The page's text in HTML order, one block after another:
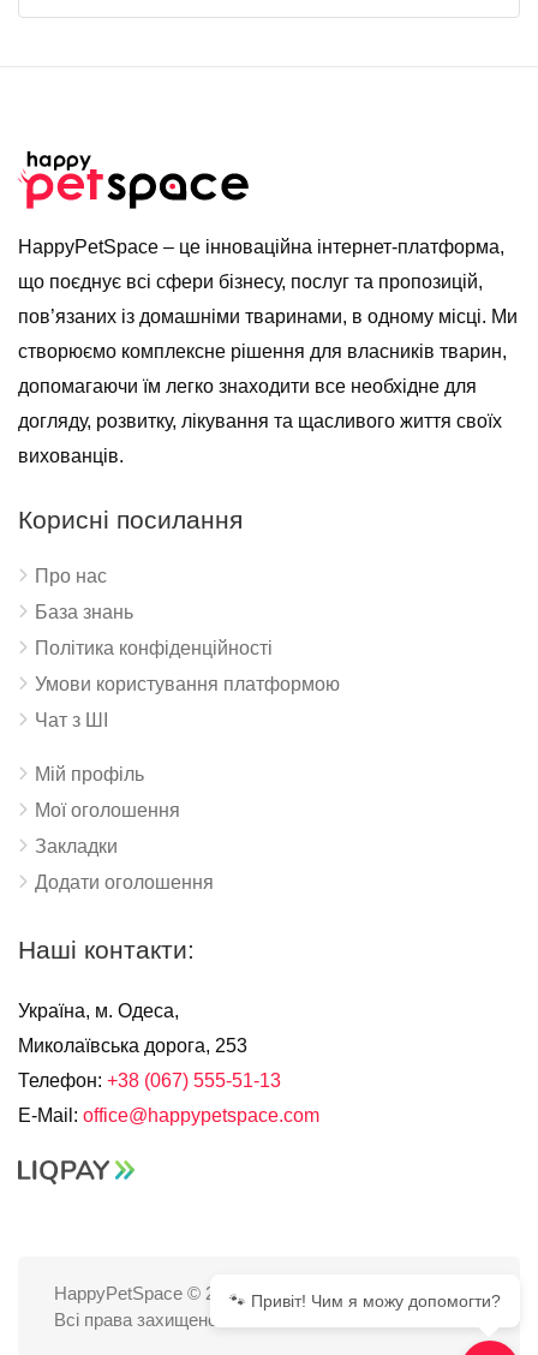
HappyPetSpace – це інноваційна інтернет-платформа,
що поєднує всі сфери бізнесу, послуг та пропозицій,
пов’язаних із домашніми тваринами, в одному місці. Ми
створюємо комплексне рішення для власників тварин,
допомагаючи їм легко знаходити все необхідне для
догляду, розвитку, лікування та щасливого життя своїх
вихованців.
Корисні посилання
Про нас
База знань
Політика конфіденційності
Умови користування платформою
Чат з ШІ
Мій профіль
Мої оголошення
Закладки
Додати оголошення
Наші контакти:
Україна, м. Одеса,
Миколаївська дорога, 253
Телефон: +38 (067) 555-51-13
E-Mail: office@happypetspace.com
HappyPetSpace © 2025
Всі права захищено.
🐾 Привіт! Чим я можу допомогти?